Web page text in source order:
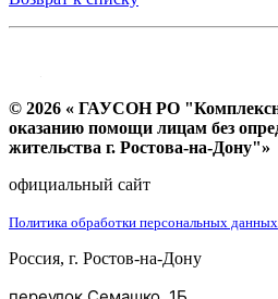
© 2026 « ГАУСОН РО
оказанию помощи лицам без
жительства г. Ростова-на-Дону"»
официальный сайт
Политика обработки персональных данных
Россия, г. Ростов-на-Дону